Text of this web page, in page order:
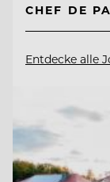
CHEF DE
Entdecke alle